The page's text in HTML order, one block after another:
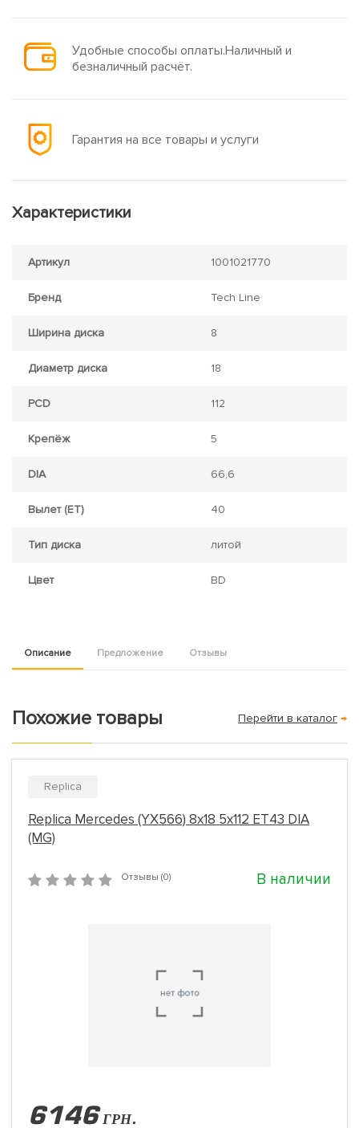
Удобные способы оплаты.Наличный и
безналичный расчёт.
Гарантия на все товары и услуги
Характеристики
Артикул 1001021770
Бренд Tech Line
Ширина диска 8
Диаметр диска 18
PCD 112
Крепёж 5
DIA 66,6
Вылет (ET) 40
Тип диска литой
Цвет BD
Описание Предложение Отзывы
Похожие товары Перейти в каталог →
Replica
Replica Mercedes (YX566) 8x18 5x112 ET43 DIA
(MG)
Отзывы (0) В наличии
6146 ГРН.